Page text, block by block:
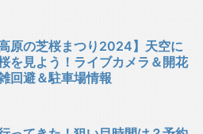
高原の芝桜まつり2024】天空に
を見よう！ライブカメラ＆開花
回避＆駐車場情報